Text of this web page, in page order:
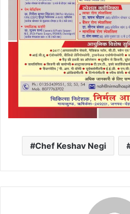
Chef Keshav Negi